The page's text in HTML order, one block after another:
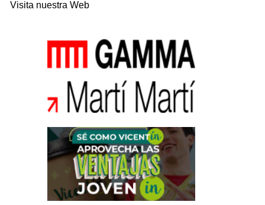
Visita nuestra Web